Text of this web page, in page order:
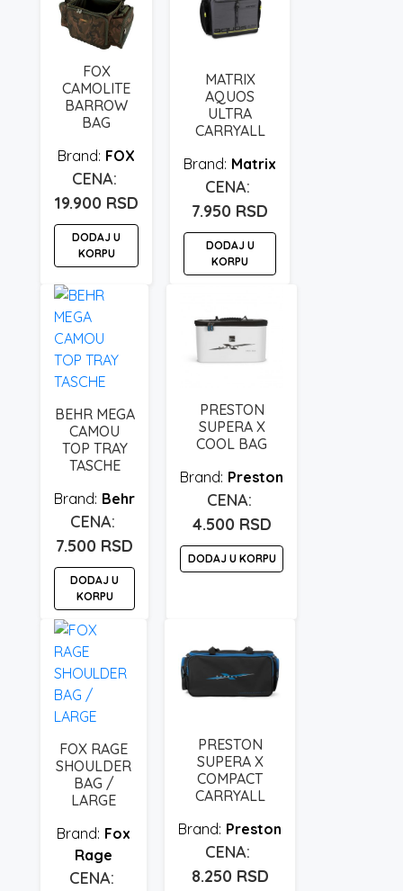
FOX
CAMOLITE
BARROW
BAG
FOX
19.900 RSD
DODAJ U
KORPU
MATRIX
AQUOS
ULTRA
CARRYALL
Matrix
7.950 RSD
DODAJ U
KORPU
BEHR MEGA
CAMOU
TOP TRAY
TASCHE
Behr
7.500 RSD
DODAJ U
KORPU
PRESTON
SUPERA X
COOL BAG
Preston
4.500 RSD
DODAJ U KORPU
FOX RAGE
SHOULDER
BAG /
LARGE
Fox
Rage
PRESTON
SUPERA X
COMPACT
CARRYALL
Preston
8.250 RSD